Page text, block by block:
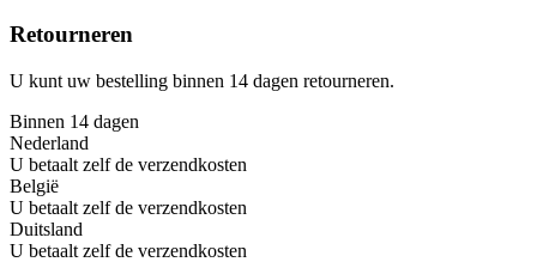
Retourneren
U kunt uw bestelling binnen 14 dagen retourneren.
Binnen 14 dagen
Nederland
U betaalt zelf de verzendkosten
België
U betaalt zelf de verzendkosten
Duitsland
U betaalt zelf de verzendkosten